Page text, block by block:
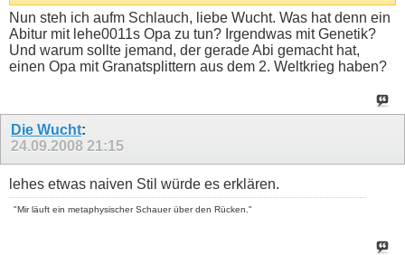
Nun steh ich aufm Schlauch, liebe Wucht. Was hat denn ein
Abitur mit lehe0011s Opa zu tun? Irgendwas mit Genetik?
Und warum sollte jemand, der gerade Abi gemacht hat,
einen Opa mit Granatsplittern aus dem 2. Weltkrieg haben?
Die Wucht:
24.09.2008 21:15
lehes etwas naiven Stil würde es erklären.
"Mir läuft ein metaphysischer Schauer über den Rücken."